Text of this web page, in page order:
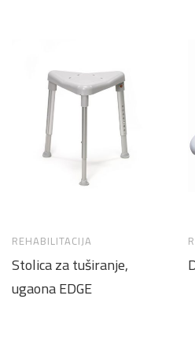
REHABILITACIJA
Stolica za tuširanje,
ugaona EDGE